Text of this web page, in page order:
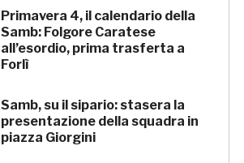
Primavera 4, il calendario della
Samb: Folgore Caratese
all’esordio, prima trasferta a
Forlì
Samb, su il sipario: stasera la
presentazione della squadra in
piazza Giorgini